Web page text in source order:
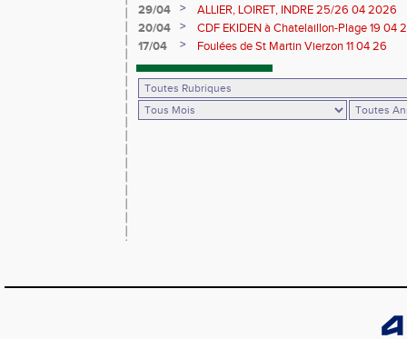
29/04
>
ALLIER, LOIRET, INDRE 25/26 04 2026
20/04
>
CDF EKIDEN à Chatelaillon-Plage 19 04
17/04
> Foulées de St Martin Vierzon 11 04 26